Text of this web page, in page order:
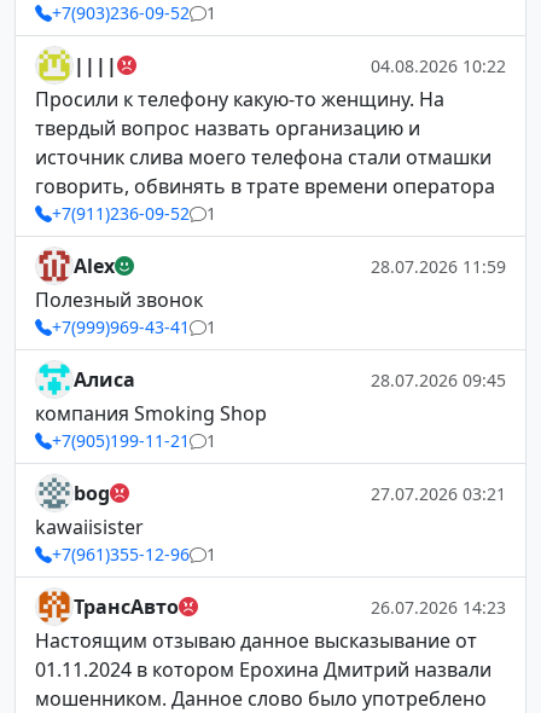
+7(903)236-09-52 1
|||| 04.08.2026 10:22
Просили к телефону какую-то женщину. На
твердый вопрос назвать организацию и
источник слива моего телефона стали отмашки
говорить, обвинять в трате времени оператора
+7(911)236-09-52 1
Alex 28.07.2026 11:59
Полезный звонок
+7(999)969-43-41 1
Алиса 28.07.2026 09:45
компания Smoking Shop
+7(905)199-11-21 1
bog 27.07.2026 03:21
kawaiisister
+7(961)355-12-96 1
ТрансАвто 26.07.2026 14:23
Настоящим отзываю данное высказывание от
01.11.2024 в котором Ерохина Дмитрий назвали
мошенником. Данное слово было употреблено